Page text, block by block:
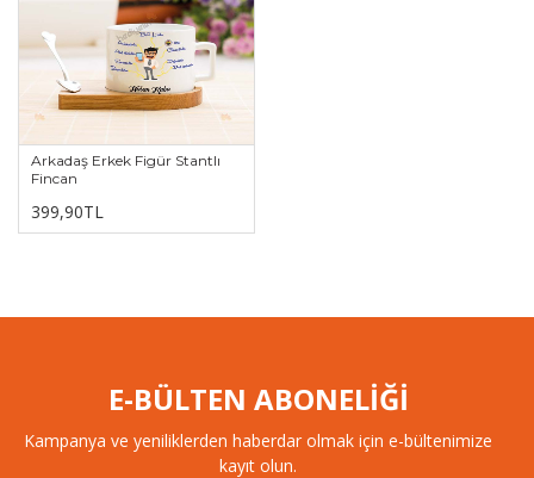
Arkadaş Erkek Figür Stantlı
Fincan
399,90TL
E-BÜLTEN ABONELİĞİ
Kampanya ve yeniliklerden haberdar olmak için e-bültenimize
kayıt olun.